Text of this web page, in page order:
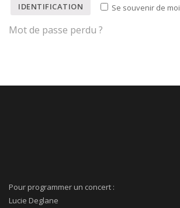
Se souvenir de moi
IDENTIFICATION
Mot de passe perdu ?
Pour programmer un concert :
Lucie Deglane